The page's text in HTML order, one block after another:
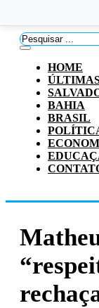
Pesquisar
...
HOME
BAHIA
BRASIL